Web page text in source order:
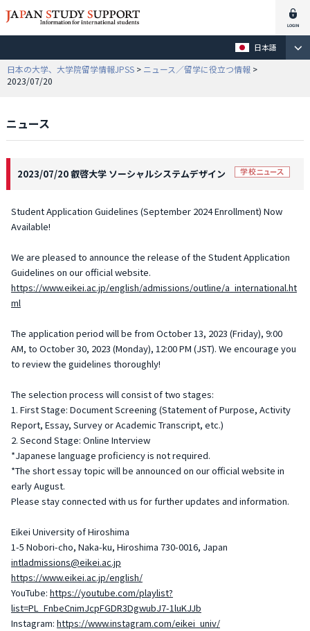
日本語
日本の大学、大学院留学情報JPSS > ニュース／留学に役立つ情報 >
2023/07/20
ニュース
2023/07/20 叡啓大学 ソーシャルシステムデザイン
Student Application Guidelines (September 2024 Enrollment) Now
Available!
We are pleased to announce the release of the Student Application
Guidelines on our official website.
https://www.eikei.ac.jp/english/admissions/outline/a_international.ht
ml
The application period will be from October 13, 2023 (Friday), 9:00
AM, to October 30, 2023 (Monday), 12:00 PM (JST). We encourage you
to review the guidelines thoroughly!
The selection process will consist of two stages:
1. First Stage: Document Screening (Statement of Purpose, Activity
Report, Essay, Survey or Academic Transcript, etc.)
2. Second Stage: Online Interview
*Japanese language proficiency is not required.
*The short essay topic will be announced on our official website in
early August.
Please stay connected with us for further updates and information.
Eikei University of Hiroshima
1-5 Nobori-cho, Naka-ku, Hiroshima 730-0016, Japan
intladmissions@eikei.ac.jp
https://www.eikei.ac.jp/english/
YouTube: https://youtube.com/playlist?
list=PL_FnbeCnimJcpFGDR3DgwubJ7-1luKJJb
Instagram: https://www.instagram.com/eikei_univ/